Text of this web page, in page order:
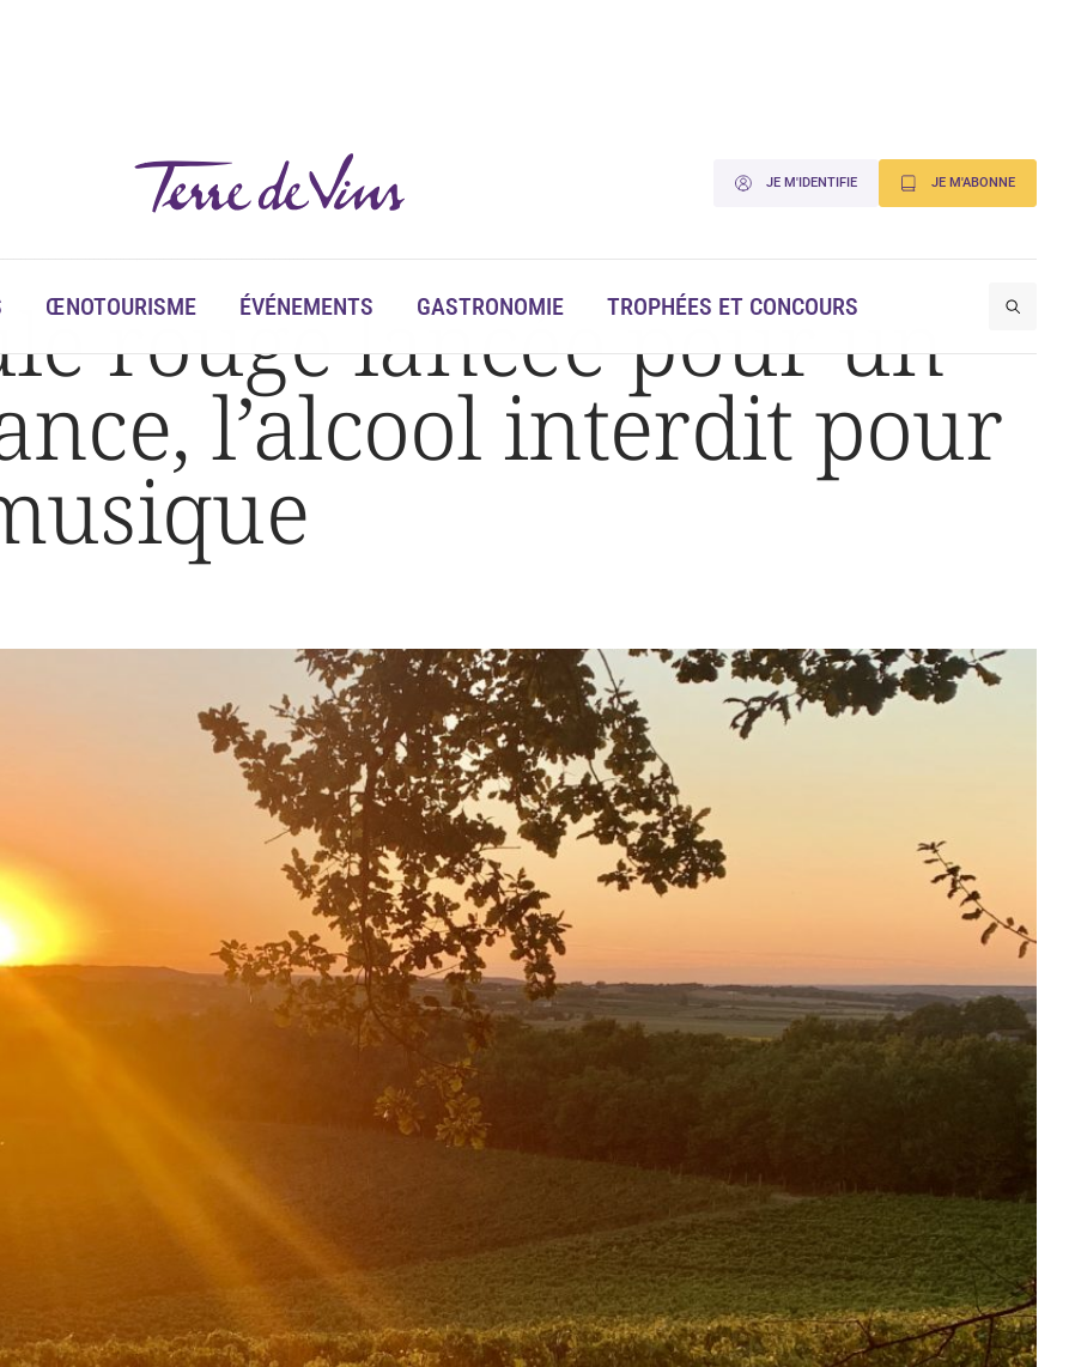
JE M'IDENTIFIE JE M'ABONNE
ŒNOTOURISME ÉVÉNEMENTS GASTRONOMIE TROPHÉES ET CONCOURS
l’alcool interdit pour la fête de la musique
rouge lancée pour un
l’alcool interdit pour